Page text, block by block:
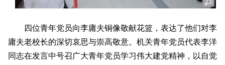
四位青年党员向李庸夫铜像敬献花篮，表达了他们对李
庸夫老校长的深切哀思与崇高敬意。机关青年党员代表李洋
同志在发言中号召广大青年党员学习伟大建党精神，以自觉